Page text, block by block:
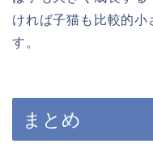
ければ子猫も比較的小
す。
まとめ